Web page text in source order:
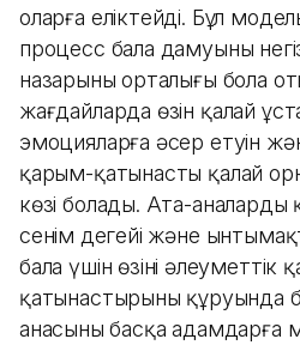
оларға еліктейді. Бұл
процесс бала дамуының
назарының орталығы бола
жағдайларда өзін қалай
эмоцияларға әсер етуін
қарым-қатынасты қалай
көзі болады. Ата-
сенім деңгейі және
бала үшін өзінің әлеуметтік
қатынастырының құруында
анасының басқа адамдарға